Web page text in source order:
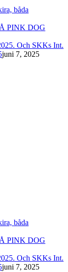
båda
PINK DOG
Och SKKs Int.
juni 7, 2025
båda
PINK DOG
Och SKKs Int.
juni 7, 2025